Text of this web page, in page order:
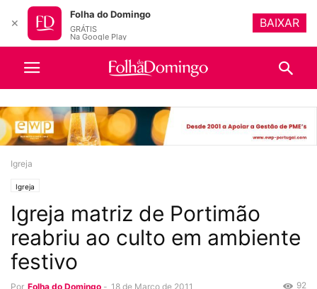
Igreja
Igreja
Igreja matriz de Portimão
reabriu ao culto em ambiente
festivo
Por Folha do Domingo - 18 de Março de 2011 92
✕
Folha do Domingo
GRÁTIS
Na Google Play
BAIXAR